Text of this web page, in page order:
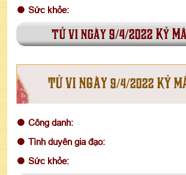
Sức khỏe:
tử vi ngày 9/4/2022 Kỷ
TỬ VI NGÀY 9/4/2022 KỶ
Công danh:
Tình duyên gia đạo:
Sức khỏe: